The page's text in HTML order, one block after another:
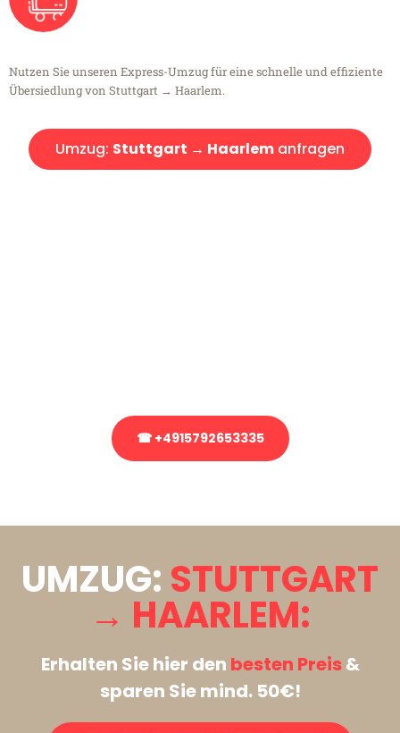
Nutzen Sie unseren Express-Umzug für eine schnelle und effiziente
Übersiedlung von Stuttgart → Haarlem.
Umzug: Stuttgart → Haarlem anfragen
☎ +4915792653335
UMZUG: STUTTGART
→ HAARLEM:
Erhalten Sie hier den besten Preis&
sparen Sie mind. 50€!